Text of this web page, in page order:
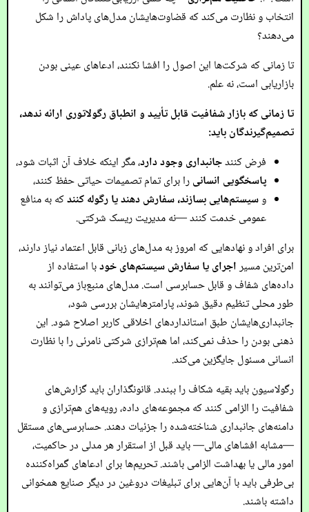
انتخاب و نظارت می‌کند که قضاوت‌هایشان مدل‌های پاداش را شکل
می‌دهند؟
تا زمانی که شرکت‌ها این اصول را افشا نکنند، ادعاهای عینی بودن
بازاریابی است، نه علم.
تا زمانی که بازار شفافیت قابل تأیید و انطباق رگولاتوری ارائه ندهد،
تصمیم‌گیرندگان باید:
فرض کنندجانبداری وجود دارد، مگر اینکه خلاف آن اثبات شود،
پاسخگویی انسانیرا برای تمام تصمیمات حیاتی حفظ کنند،
وسیستم‌هایی بسازند، سفارش دهند یا رگوله کنندکه به منافع
عمومی خدمت کنند —نه مدیریت ریسک شرکتی.
برای افراد و نهادهایی که امروز به مدل‌های زبانی قابل اعتماد نیاز دارند،
امن‌ترین مسیراجرای یا سفارش سیستم‌های خودبا استفاده از
داده‌های شفاف و قابل حسابرسی است. مدل‌های منبع‌باز می‌توانند به
طور محلی تنظیم دقیق شوند، پارامترهایشان بررسی شود،
جانبداری‌هایشان طبق استانداردهای اخلاقی کاربر اصلاح شود. این
ذهنی بودن را حذف نمی‌کند، اما هم‌ترازی شرکتی نامرئی را با نظارت
انسانی مسئول جایگزین می‌کند.
رگولاسیون باید بقیه شکاف را ببندد. قانونگذاران باید گزارش‌های
شفافیت را الزامی کنند که مجموعه‌های داده، رویه‌های هم‌ترازی و
دامنه‌های جانبداری شناخته‌شده را جزئیات دهند. حسابرسی‌های مستقل
—مشابه افشاهای مالی— باید قبل از استقرار هر مدلی در حاکمیت،
امور مالی یا بهداشت الزامی باشند. تحریم‌ها برای ادعاهای گمراه‌کننده
بی‌طرفی باید با آن‌هایی برای تبلیغات دروغین در دیگر صنایع همخوانی
داشته باشند.